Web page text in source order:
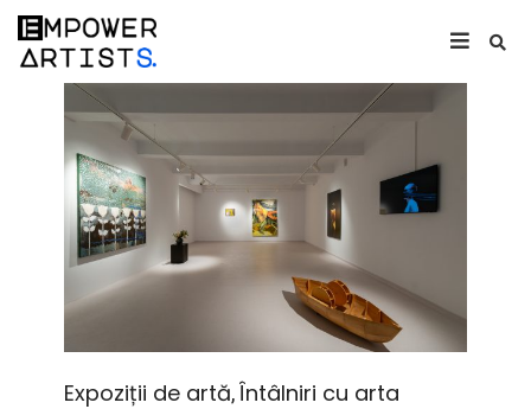
Expoziții de artă,Întâlniri cu arta